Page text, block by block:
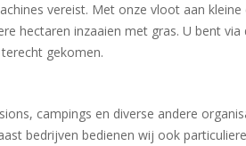
vereist. Met onze vloot aan kleine
hectaren inzaaien met gras. U bent via
gekomen.
campings en diverse andere
bedrijven bedienen wij ook